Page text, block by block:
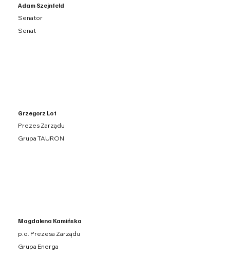
Adam Szejnfeld
Senator
Senat
Grzegorz Lot
Prezes Zarządu
Grupa TAURON
Magdalena Kamińska
p.o. Prezesa Zarządu
Grupa Energa